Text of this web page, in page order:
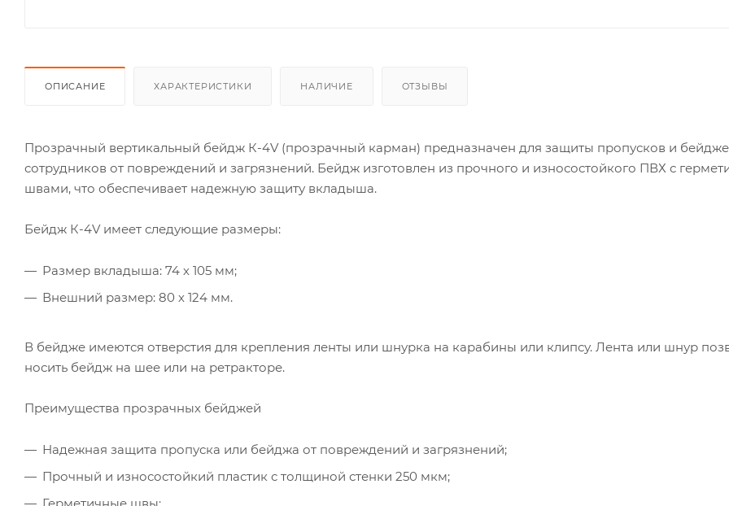
ОПИСАНИЕ ХАРАКТЕРИСТИКИ НАЛИЧИЕ ОТЗЫВЫ
Прозрачный вертикальный бейдж К-4V (прозрачный карман) предназначен для защиты пропусков и
сотрудников от повреждений и загрязнений. Бейдж изготовлен из прочного и износостойкого ПВХ с
швами, что обеспечивает надежную защиту вкладыша.
Бейдж К-4V имеет следующие размеры:
Размер вкладыша: 74 х 105 мм;
Внешний размер: 80 х 124 мм.
В бейдже имеются отверстия для крепления ленты или шнурка на карабины или клипсу. Лента или шнур
носить бейдж на шее или на ретракторе.
Преимущества прозрачных бейджей
Надежная защита пропуска или бейджа от повреждений и загрязнений;
Прочный и износостойкий пластик с толщиной стенки 250 мкм;